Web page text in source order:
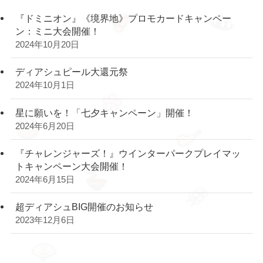
『ドミニオン』《境界地》プロモカードキャンペー
ン：ミニ大会開催！
2024年10月20日
ディアシュピール大還元祭
2024年10月1日
星に願いを！「七夕キャンペーン」開催！
2024年6月20日
『チャレンジャーズ！』ウインターパークプレイマッ
トキャンペーン大会開催！
2024年6月15日
超ディアシュBIG開催のお知らせ
2023年12月6日